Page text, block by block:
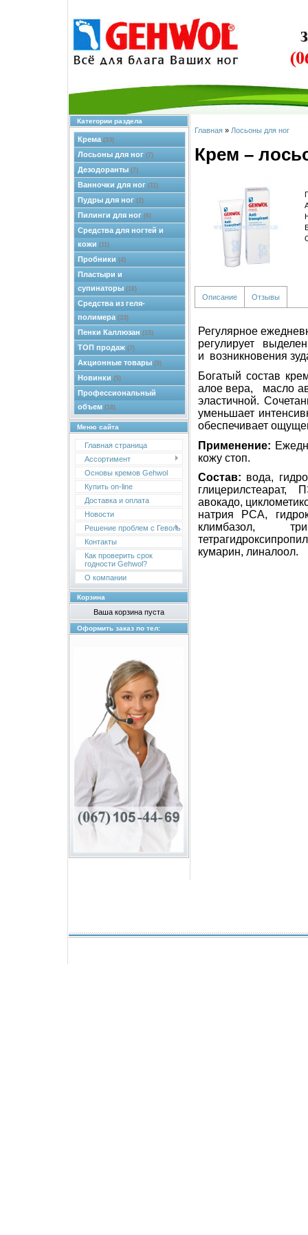
Категории раздела
Крема (33)
Лосьоны для ног (7)
Дезодоранты (7)
Ванночки для ног (11)
Пудры для ног (2)
Пилинги для ног (6)
Средства для ногтей и
кожи (11)
Пробники (4)
Пластыри и
супинаторы (18)
Средства из геля-
полимера (33)
Пенки Каллюзан (15)
ТОП продаж (7)
Акционные товары (9)
Новинки (5)
Профессиональный
объем (18)
Меню сайта
Главная страница
Ассортимент
Основы кремов Gehwol
Купить on-line
Доставка и оплата
Новости
Решение проблем с Геволь
Контакты
Как проверить срок
годности Gehwol?
О компании
Корзина
Ваша корзина пуста
Оформить заказ по тел:
Главная » Лосьоны для ног
Крем –
Описание Отзывы
Регулярное
регулирует
и возникновения
Богатый состав
алое вера, масло
эластичной.
уменьшает
обеспечивает
Применение:
кожу стоп.
Состав: вода,
глицерилстеарат,
авокадо,
натрия РСА,
климбазол,
кумарин, линалоол.